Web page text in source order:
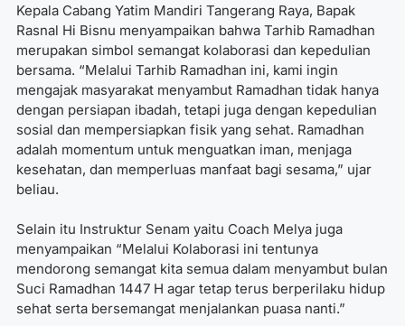
Kepala Cabang Yatim Mandiri Tangerang Raya, Bapak
Rasnal Hi Bisnu menyampaikan bahwa Tarhib Ramadhan
merupakan simbol semangat kolaborasi dan kepedulian
bersama. “Melalui Tarhib Ramadhan ini, kami ingin
mengajak masyarakat menyambut Ramadhan tidak hanya
dengan persiapan ibadah, tetapi juga dengan kepedulian
sosial dan mempersiapkan fisik yang sehat. Ramadhan
adalah momentum untuk menguatkan iman, menjaga
kesehatan, dan memperluas manfaat bagi sesama,” ujar
beliau.
Selain itu Instruktur Senam yaitu Coach Melya juga
menyampaikan “Melalui Kolaborasi ini tentunya
mendorong semangat kita semua dalam menyambut bulan
Suci Ramadhan 1447 H agar tetap terus berperilaku hidup
sehat serta bersemangat menjalankan puasa nanti.”